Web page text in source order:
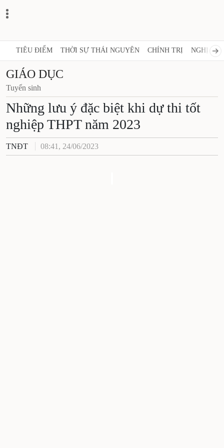
TIÊU ĐIỂM THỜI SỰ THÁI NGUYÊN CHÍNH TRỊ NGHỊ
GIÁO DỤC
Tuyển sinh
Những lưu ý đặc biệt khi dự thi tốt
nghiệp THPT năm 2023
TNĐT 08:41, 24/06/2023